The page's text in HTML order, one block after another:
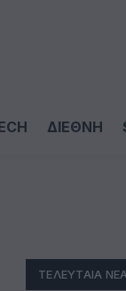
ΔΙΕΘΝΗ
ΤΕΛΕΥΤΑΊΑ ΝΈΑ